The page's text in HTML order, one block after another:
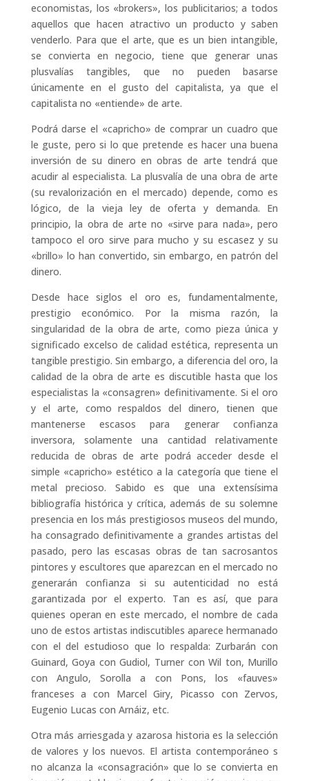
economistas, los «brokers», los publicitarios; a todos
aquellos que hacen atractivo un producto y saben
venderlo. Para que el arte, que es un bien intangible,
se convierta en negocio, tiene que generar unas
plusvalías tangibles, que no pueden basarse
únicamente en el gusto del capitalista, ya que el
capitalista no «entiende» de arte.
Podrá darse el «capricho» de comprar un cuadro que
le guste, pero si lo que pretende es hacer una buena
inversión de su dinero en obras de arte tendrá que
acudir al especialista. La plusvalía de una obra de arte
(su revalorización en el mercado) depende, como es
lógico, de la vieja ley de oferta y demanda. En
principio, la obra de arte no «sirve para nada», pero
tampoco el oro sirve para mucho y su escasez y su
«brillo» lo han convertido, sin embargo, en patrón del
dinero.
Desde hace siglos el oro es, fundamentalmente,
prestigio económico. Por la misma razón, la
singularidad de la obra de arte, como pieza única y
significado excelso de calidad estética, representa un
tangible prestigio. Sin embargo, a diferencia del oro, la
calidad de la obra de arte es discutible hasta que los
especialistas la «consagren» definitivamente. Si el oro
y el arte, como respaldos del dinero, tienen que
mantenerse escasos para generar confianza
inversora, solamente una cantidad relativamente
reducida de obras de arte podrá acceder desde el
simple «capricho» estético a la categoría que tiene el
metal precioso. Sabido es que una extensísima
bibliografía histórica y crítica, además de su solemne
presencia en los más prestigiosos museos del mundo,
ha consagrado definitivamente a grandes artistas del
pasado, pero las escasas obras de tan sacrosantos
pintores y escultores que aparezcan en el mercado no
generarán confianza si su autenticidad no está
garantizada por el experto. Tan es así, que para
quienes operan en este mercado, el nombre de cada
uno de estos artistas indiscutibles aparece hermanado
con el del estudioso que lo respalda: Zurbarán con
Guinard, Goya con Gudiol, Turner con Wil ton, Murillo
con Angulo, Sorolla a con Pons, los «fauves»
franceses a con Marcel Giry, Picasso con Zervos,
Eugenio Lucas con Arnáiz, etc.
Otra más arriesgada y azarosa historia es la selección
de valores y los nuevos. El artista contemporáneo s
no alcanza la «consagración» que lo se convierta en